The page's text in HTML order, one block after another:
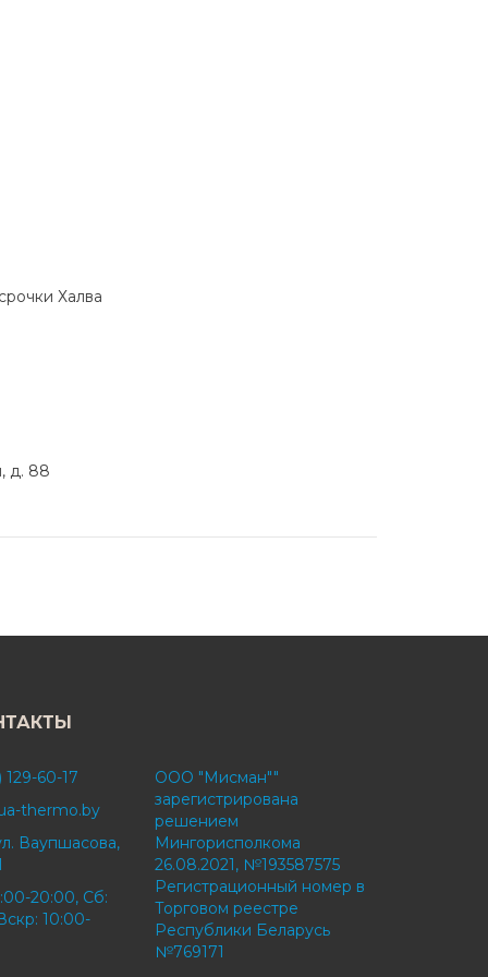
Халва
д. 88
129-60-17
thermo.by
Ваупшасова,
20:00, Сб:
10:00-
ООО "Мисман""
зарегистрирована
решением
Мингорисполкома
26.08.2021, №193587575
Регистрационный номер в
Торговом реестре
Республики Беларусь
№769171